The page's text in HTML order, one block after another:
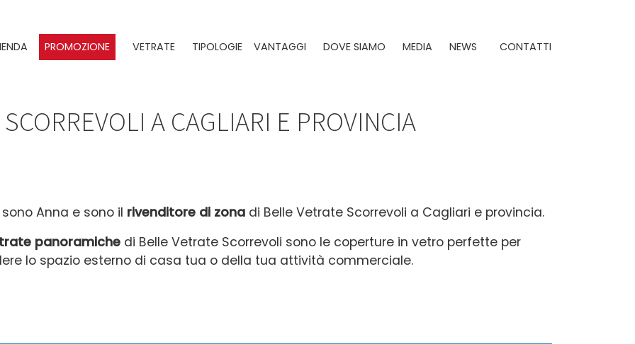
PROMOZIONE VETRATE TIPOLOGIE VANTAGGI DOVE SIAMO MEDIA NEWS CONTATTI
A CAGLIARI E PROVINCIA
Anna e sono il rivenditore di zona di Belle Vetrate Scorrevoli a Cagliari e provincia.
panoramiche di Belle Vetrate Scorrevoli sono le coperture in vetro perfette per
lo spazio esterno di casa tua o della tua attività commerciale.